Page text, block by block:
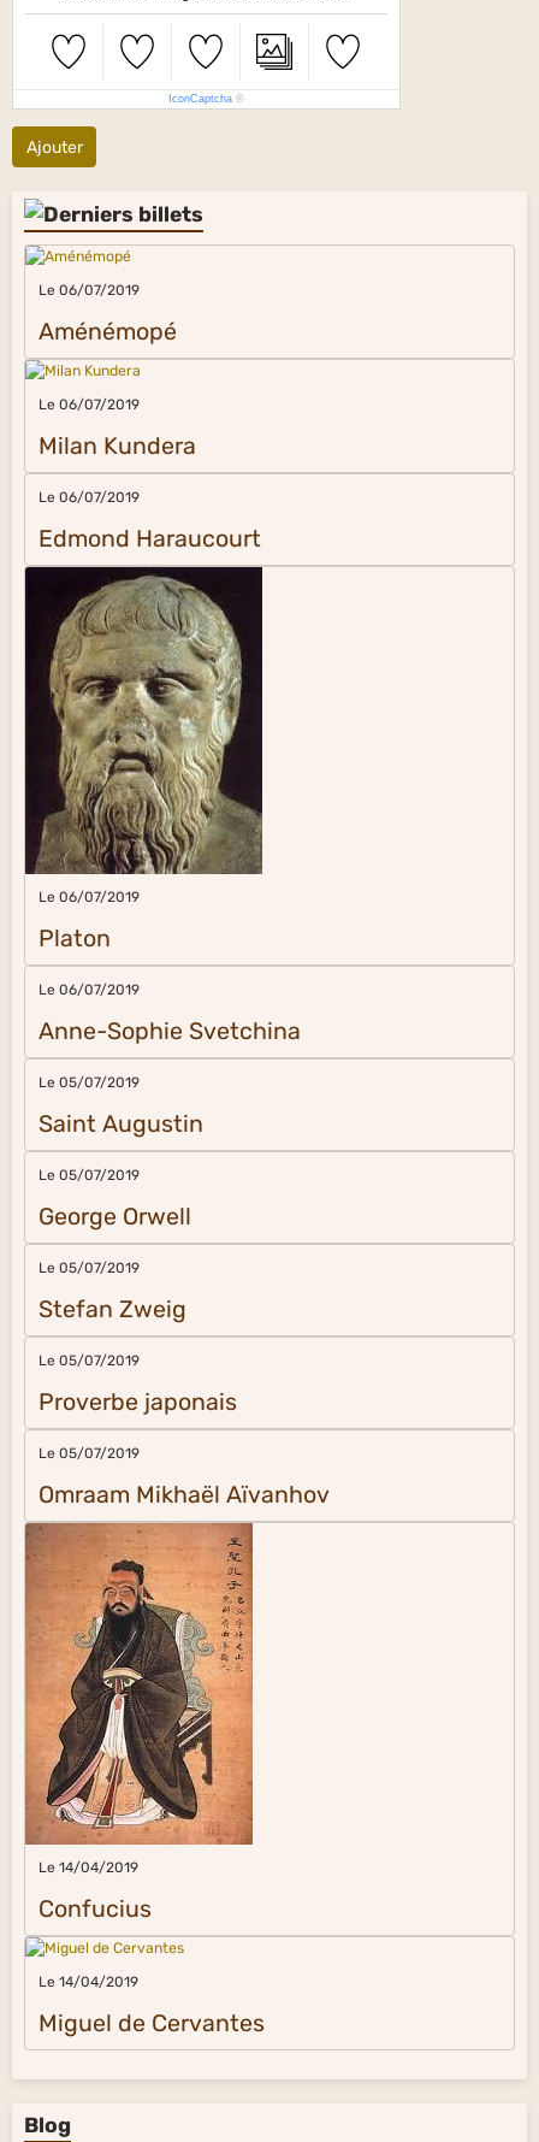
IconCaptcha ©
Ajouter
Le 06/07/2019
Aménémopé
Le 06/07/2019
Milan Kundera
Le 06/07/2019
Edmond Haraucourt
Le 06/07/2019
Platon
Le 06/07/2019
Anne-Sophie Svetchina
Le 05/07/2019
Saint Augustin
Le 05/07/2019
George Orwell
Le 05/07/2019
Stefan Zweig
Le 05/07/2019
Proverbe japonais
Le 05/07/2019
Omraam Mikhaël Aïvanhov
Le 14/04/2019
Confucius
Le 14/04/2019
Miguel de Cervantes
Blog